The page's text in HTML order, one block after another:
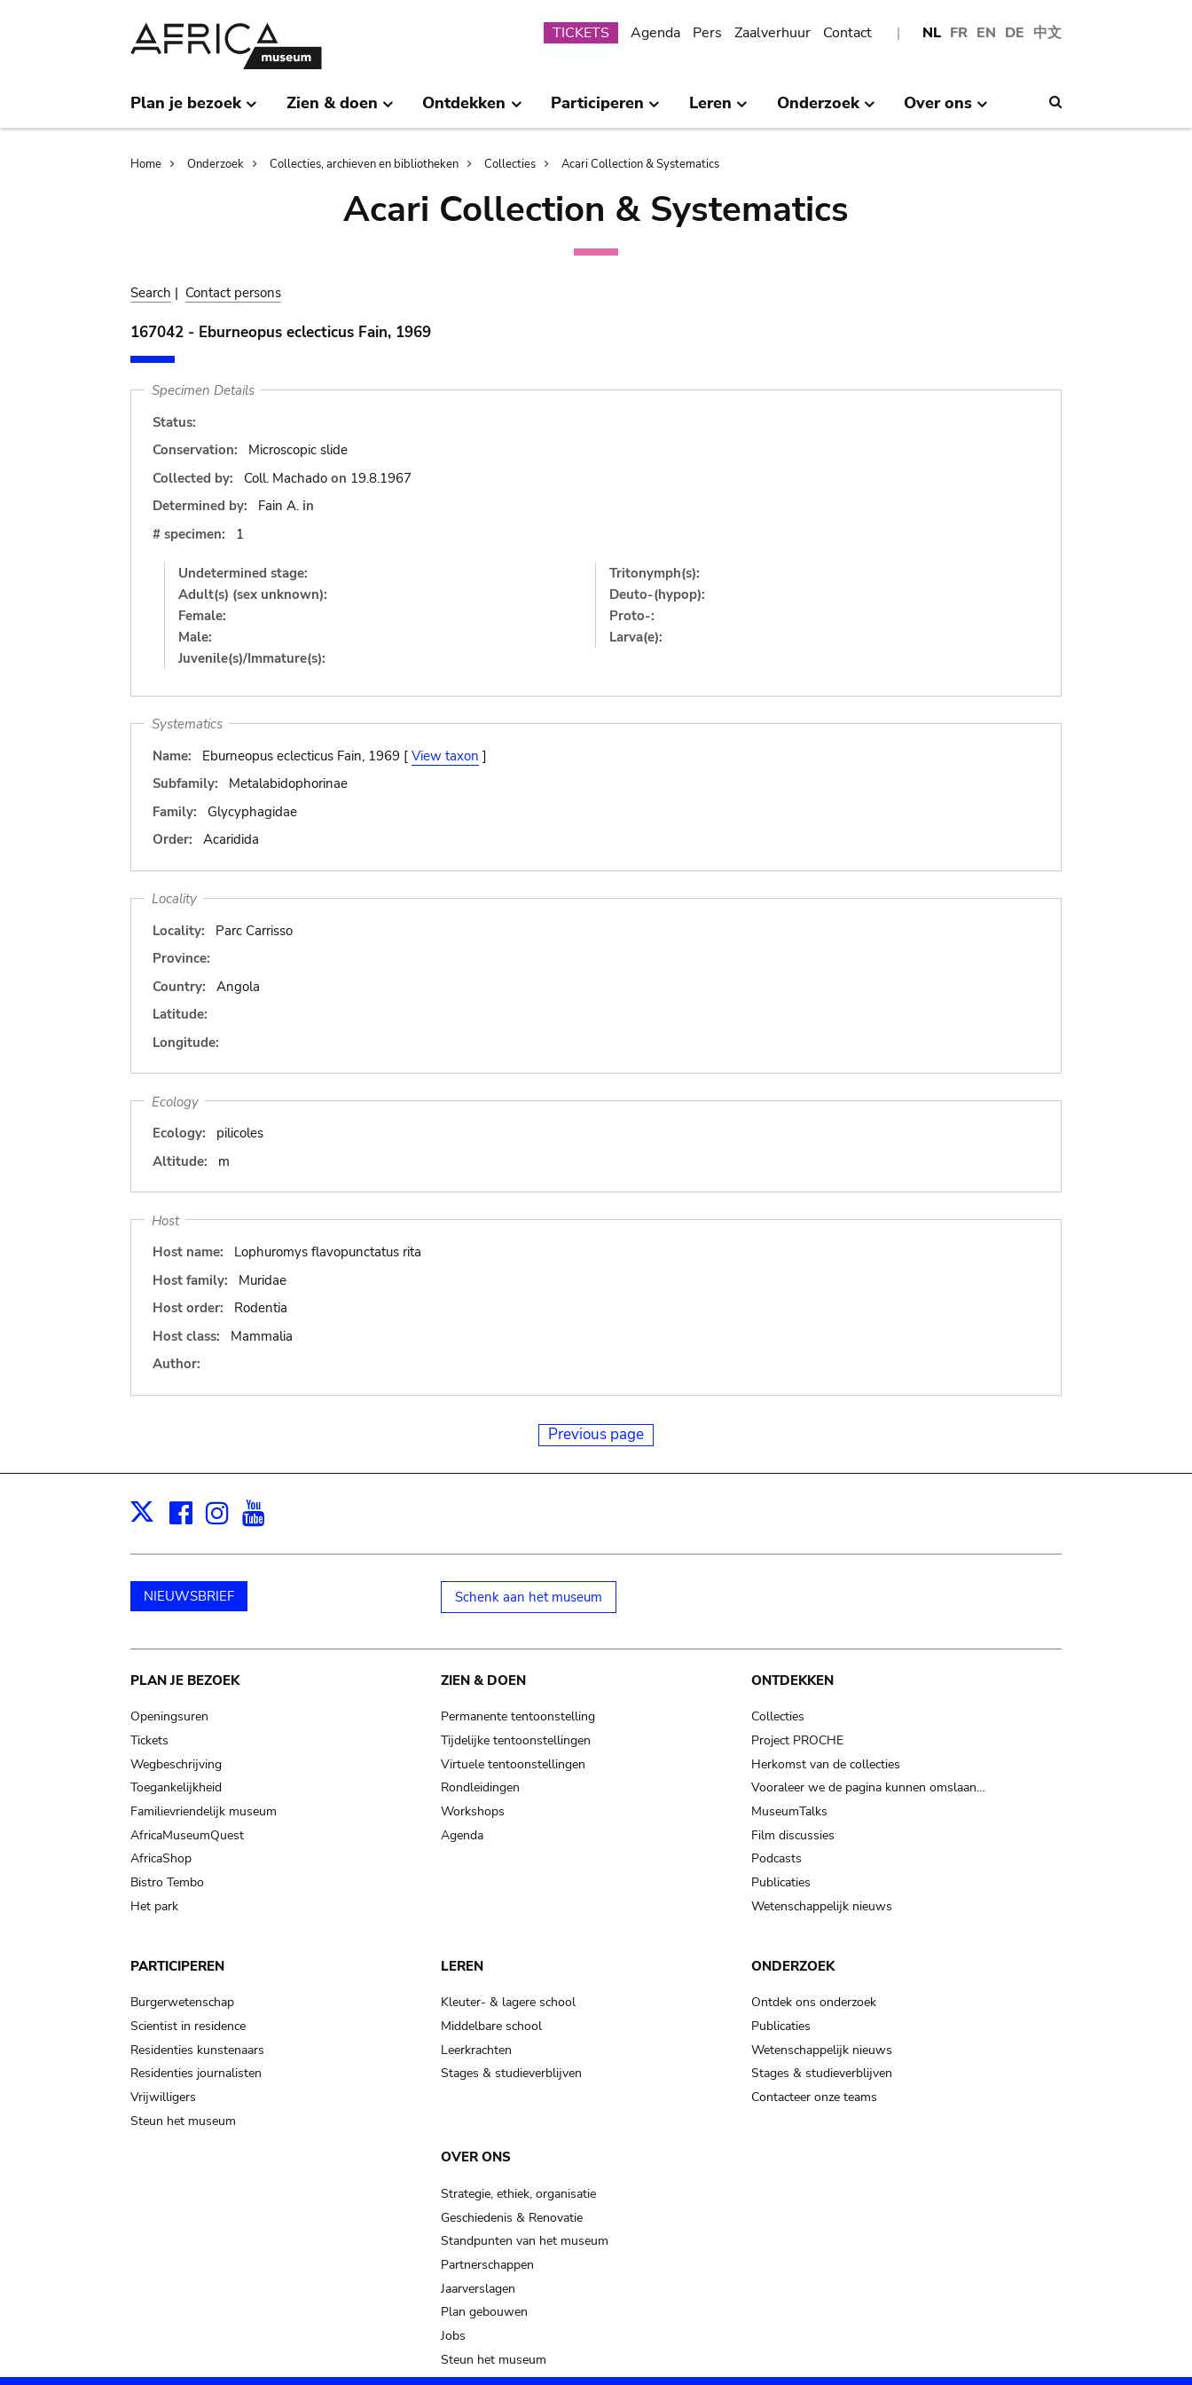
NL FR EN DE 中文
Submenu
TICKETS Agenda Pers Zaalverhuur Contact
Plan je bezoek Zien & doen Ontdekken Participeren Leren Onderzoek Over ons
Breadcrumb
Home Onderzoek Collecties, archieven en bibliotheken Collecties Acari Collection & Systematics
Acari Collection & Systematics
Search | Contact persons
167042 - Eburneopus eclecticus Fain, 1969
Specimen Details
Status:
Conservation:
Microscopic slide
Collected by:
Coll. Machado on 19.8.1967
Determined by:
Fain A. in
# specimen:
1
Undetermined stage:
Adult(s) (sex unknown):
Female:
Male:
Juvenile(s)/Immature(s):
Tritonymph(s):
Deuto-(hypop):
Proto-:
Larva(e):
Systematics
Name:
Eburneopus eclecticus Fain, 1969 [ View taxon ]
Subfamily:
Metalabidophorinae
Family:
Glycyphagidae
Order:
Acaridida
Locality
Locality:
Parc Carrisso
Province:
Country:
Angola
Latitude:
Longitude:
Ecology
Ecology:
pilicoles
Altitude:
m
Host
Host name:
Lophuromys flavopunctatus rita
Host family:
Muridae
Host order:
Rodentia
Host class:
Mammalia
Author:
Previous page
X Facebook
Instagram
NIEUWSBRIEF Schenk aan het museum
Main
navigation
PLAN JE BEZOEK
Openingsuren
Tickets
Wegbeschrijving
Toegankelijkheid
Familievriendelijk museum
AfricaMuseumQuest
AfricaShop
Bistro Tembo
Het park
ZIEN & DOEN
Permanente tentoonstelling
Tijdelijke tentoonstellingen
Virtuele tentoonstellingen
Rondleidingen
Workshops
Agenda
ONTDEKKEN
Collecties
Project PROCHE
Herkomst van de collecties
Vooraleer we de pagina kunnen omslaan…
MuseumTalks
Film discussies
Podcasts
Publicaties
Wetenschappelijk nieuws
PARTICIPEREN
Burgerwetenschap
Scientist in residence
Residenties kunstenaars
Residenties journalisten
Vrijwilligers
Steun het museum
LEREN
Kleuter- & lagere school
Middelbare school
Leerkrachten
Stages & studieverblijven
ONDERZOEK
Ontdek ons onderzoek
Publicaties
Wetenschappelijk nieuws
Stages & studieverblijven
Contacteer onze teams
OVER ONS
Strategie, ethiek, organisatie
Geschiedenis & Renovatie
Standpunten van het museum
Partnerschappen
Jaarverslagen
Plan gebouwen
Jobs
Steun het museum